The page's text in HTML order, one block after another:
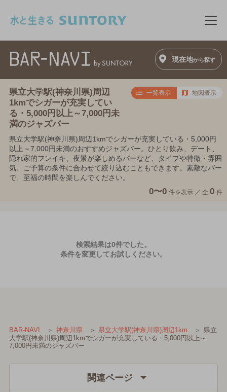
メ
現在地から探す
県立大学駅(神奈川県)周辺
1kmでシガーが充実してい
る・5,000円以上～7,000円未
満のジャズバー
一覧表示 地図表示
県立大学駅(神奈川県)周辺1kmでシガーが充実している・5,000円
以上～7,000円未満のおすすめジャズバー。ひとり飲み、デート、
隠れ家的フンイキ、夜景が楽しめるバーなど、タイプや特徴・雰囲
気、ご予算の条件に合わせて絞り込むこともできます。素敵なバー
で、至福の時間を楽しんでください。
0〜0 件を表示 ／ 全 0 件
検索結果は0件でした。
条件を変更してお試しください。
BAR-NAVI 神奈川県 県立大学駅(神奈川県)周辺1km
県立
大学駅(神奈川県)周辺1kmでシガーが充実している・5,000円以上～
7,000円未満のジャズバー
関連ページ